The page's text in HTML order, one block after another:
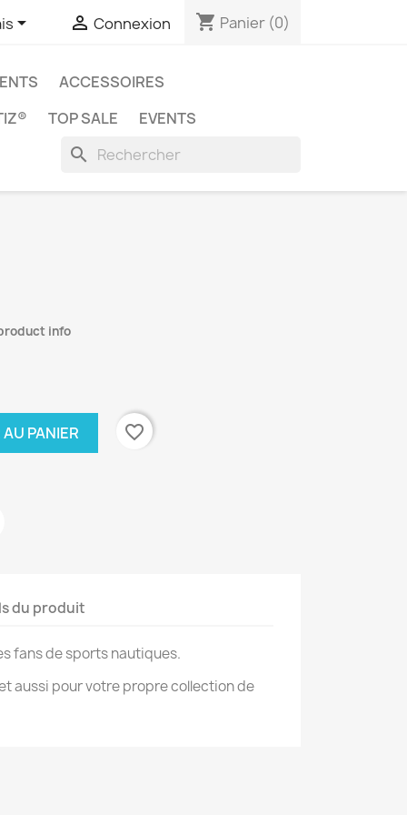
  Connexion shopping_cart Panier (0)
ACCESSOIRES
TOP SALE EVENTS
search
info
PANIER
favorite_border
du produit
fans de sports nautiques.
aussi pour votre propre collection de